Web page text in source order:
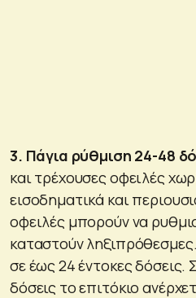
3. Πάγια ρύθμιση 24-48
και τρέχουσες οφειλές
εισοδηματικά και
οφειλές μπορούν να
καταστούν
σε έως 24 έντοκες δόσεις.
δόσεις το επιτόκιο